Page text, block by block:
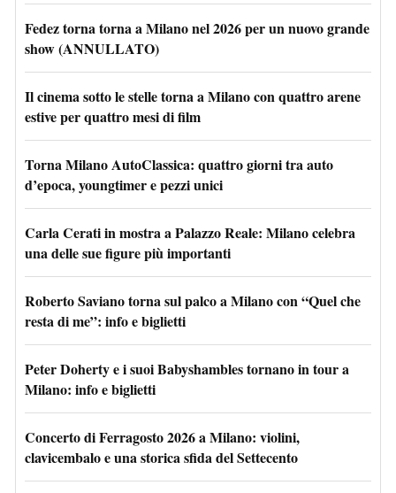
Fedez torna torna a Milano nel 2026 per un nuovo grande
show (ANNULLATO)
Il cinema sotto le stelle torna a Milano con quattro arene
estive per quattro mesi di film
Torna Milano AutoClassica: quattro giorni tra auto
d’epoca, youngtimer e pezzi unici
Carla Cerati in mostra a Palazzo Reale: Milano celebra
una delle sue figure più importanti
Roberto Saviano torna sul palco a Milano con “Quel che
resta di me”: info e biglietti
Peter Doherty e i suoi Babyshambles tornano in tour a
Milano: info e biglietti
Concerto di Ferragosto 2026 a Milano: violini,
clavicembalo e una storica sfida del Settecento